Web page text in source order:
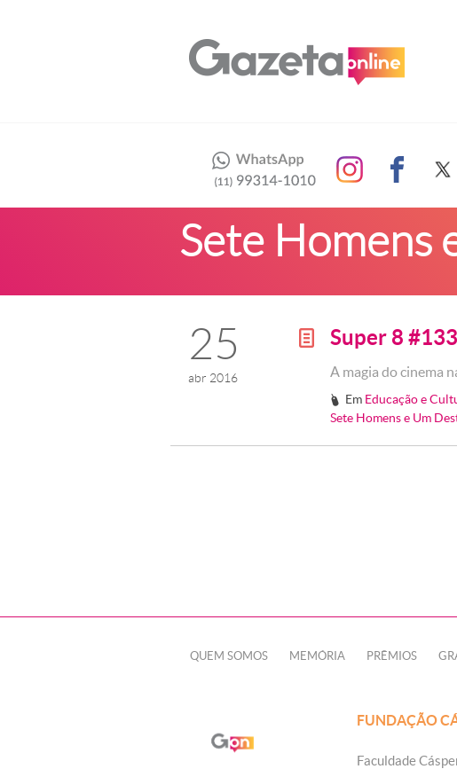
Sete Homens
25
abr 2016
g Super 8 #133
A magia do cinema
# Em Educação e
Sete Homens e Um
QUEM SOMOS MEMÓRIA PRÊMIOS
FUNDAÇÃO
Faculdade